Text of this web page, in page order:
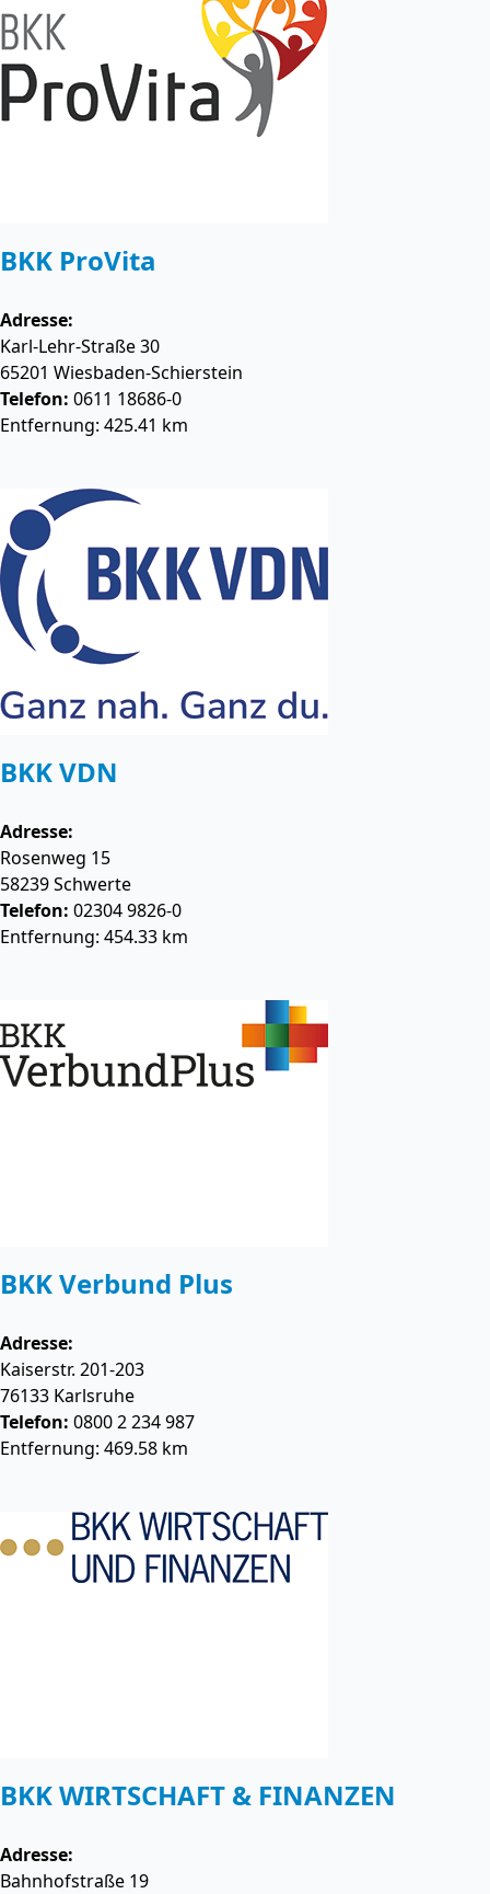
BKK ProVita
Adresse:
Karl-Lehr-Straße 30
65201 Wiesbaden-Schierstein
Telefon: 0611 18686-0
Entfernung: 425.41 km
BKK VDN
Adresse:
Rosenweg 15
58239Schwerte
Telefon: 02304 9826-0
Entfernung: 454.33 km
BKK Verbund Plus
Adresse:
Kaiserstr. 201-203
76133 Karlsruhe
Telefon: 0800 2 234 987
Entfernung: 469.58 km
BKK WIRTSCHAFT & FINANZEN
Adresse:
Bahnhofstraße 19